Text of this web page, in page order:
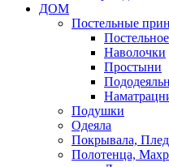
ДОМ
Постельные
Наволочки
Простыни
Подушки
Одеяла
Покрывала,
Полотенца,